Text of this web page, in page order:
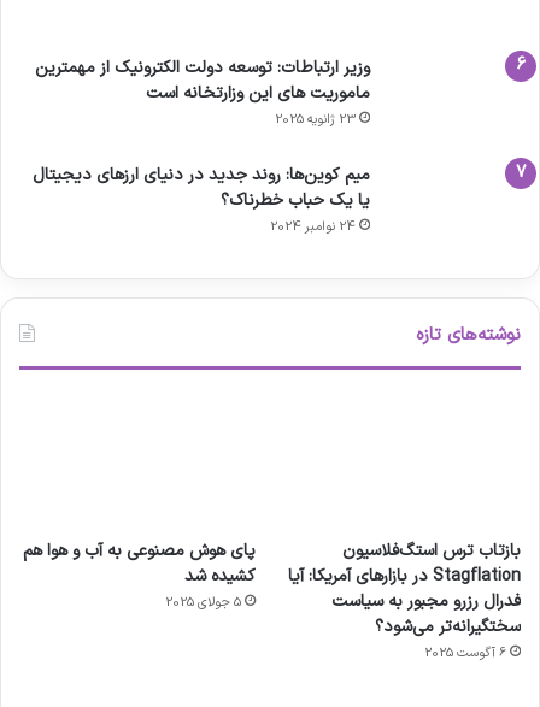
وزیر ارتباطات: توسعه دولت الکترونیک از مهمترین
ماموریت های این وزارتخانه است
23 ژانویه 2025
میم کوین‌ها: روند جدید در دنیای ارزهای دیجیتال
یا یک حباب خطرناک؟
24 نوامبر 2024
نوشته‌های تازه
بازتاب ترس استگ‌فلاسیون
Stagflation در بازارهای آمریکا: آیا
فدرال رزرو مجبور به سیاست
سختگیرانه‌تر می‌شود؟
6 آگوست 2025
پای هوش مصنوعی به آب و هوا هم
کشیده شد
5 جولای 2025